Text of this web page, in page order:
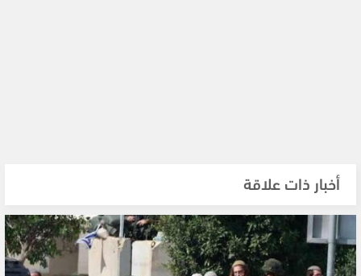
أخبار ذات علاقة